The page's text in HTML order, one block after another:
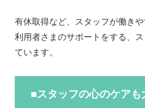
有休取得など、スタッフが働き
利用者さまのサポートをする、
ています。
■スタッフの心のケアも